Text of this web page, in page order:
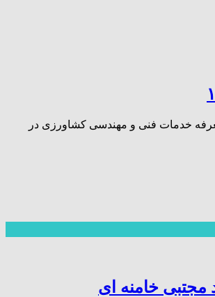
خدمات فنی و مهندسی کشاورزی در
خامنه ای